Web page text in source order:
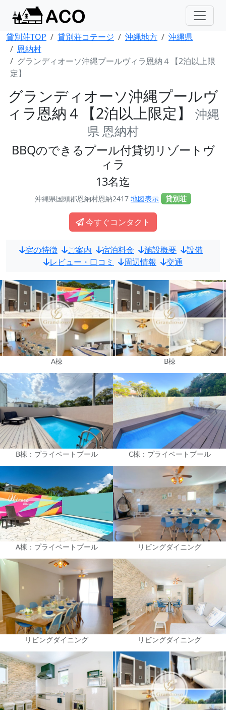
貸別荘TOP 貸別荘コテージ 沖縄地方
沖縄県
恩納村
グランディオーソ沖縄プールヴィラ恩納４【2泊以上限
定】
グランディオーソ沖縄プールヴ
ィラ恩納４【2泊以上限定】
沖縄
県 恩納村
BBQのできるプール付貸切リゾートヴ
ィラ
13名迄
沖縄県国頭郡恩納村恩納2417地図表示 貸別荘
今すぐコンタクト
宿の特徴 ご案内 宿泊料金 施設概要
設備
レビュー・口コミ
周辺情報 交通
A棟 B棟
B棟：プライベートプール C棟：プライベートプール
A棟：プライベートプール リビングダイニング
リビングダイニング リビングダイニング